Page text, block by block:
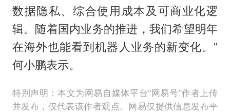
数据隐私、综合使用成本及可商业化逻
辑。随着国内业务的推进，我们希望明年
在海外也能看到机器人业务的新变化。”
何小鹏表示。
特别声明：本文为网易自媒体平台“网易号”作者上传
并发布，仅代表该作者观点。网易仅提供信息发布平